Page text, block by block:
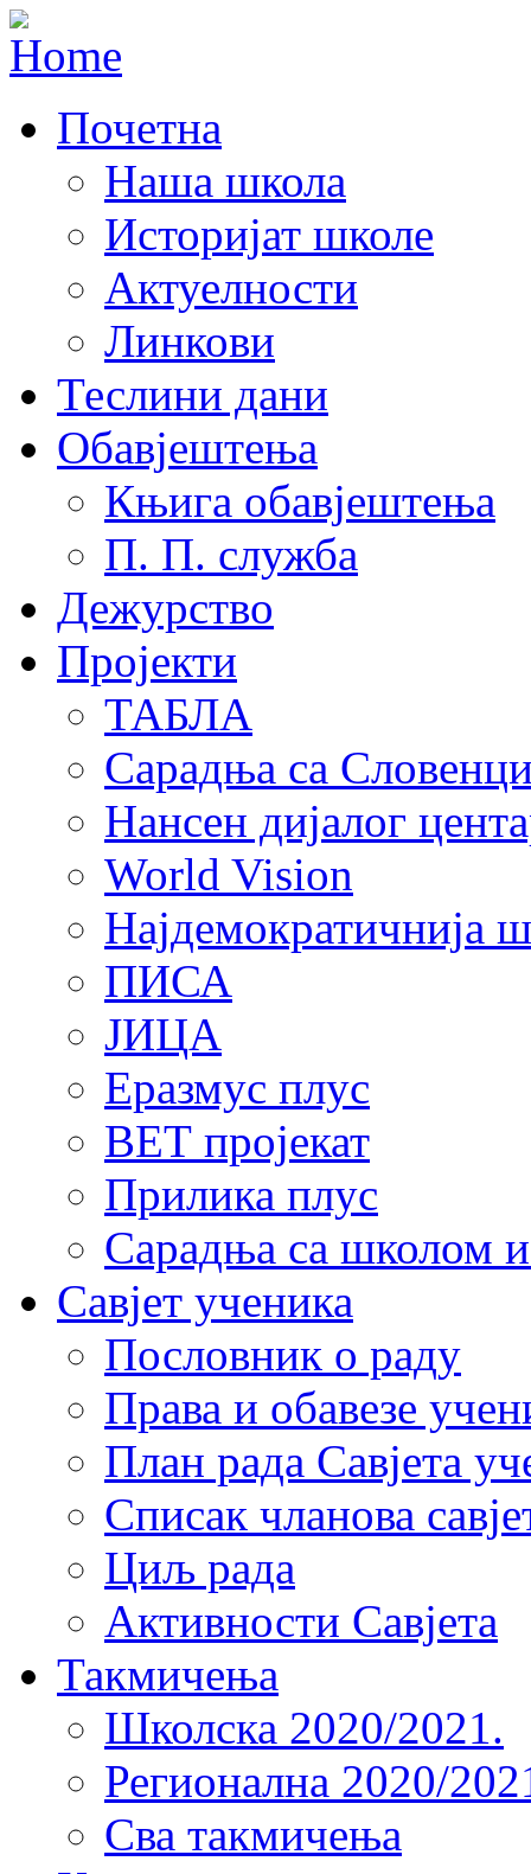
Почетна
Наша школа
Историјат школе
Актуелности
Линкови
Теслини дани
Обавјештења
Књига обавјештења
П. П. служба
Дежурство
Пројекти
ТАБЛА
Сарадња са
Нансен дијалог
World Vision
Најдемократичнија
ПИСА
ЈИЦА
Еразмус плус
ВЕТ пројекат
Прилика плус
Сарадња са школом
Савјет ученика
Пословник о раду
Права и обавезе
План рада Савјета
Списак чланова
Циљ рада
Активности Савјета
Такмичења
Школска 2020/2021.
Регионална 2020/
Сва такмичења